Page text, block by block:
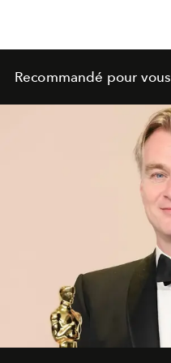
Recommandé pour vous